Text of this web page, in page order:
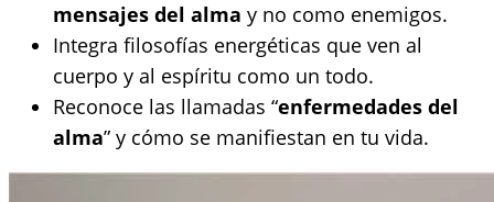
mensajes del alma y no como enemigos.
Integra filosofías energéticas que ven al
cuerpo y al espíritu como un todo.
Reconoce las llamadas “enfermedades del
alma” y cómo se manifiestan en tu vida.